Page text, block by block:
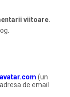
viitoare.
(un
de email